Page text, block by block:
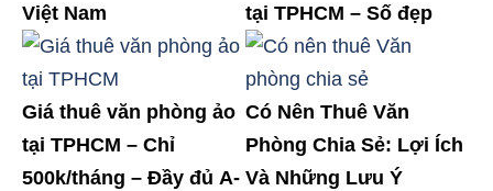
Việt Nam
tại TPHCM – Số đẹp
Giá thuê văn phòng ảo
tại TPHCM – Chỉ
500k/tháng – Đầy đủ A-
Có Nên Thuê Văn
Phòng Chia Sẻ: Lợi Ích
Và Những Lưu Ý